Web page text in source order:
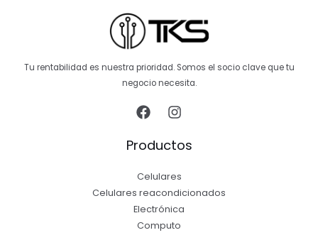
Tu rentabilidad es nuestra prioridad. Somos el socio clave que tu
negocio necesita.
Productos
Celulares
Celulares reacondicionados
Electrónica
Computo